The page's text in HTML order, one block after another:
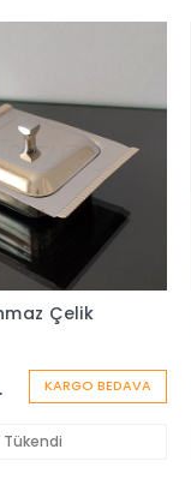
KARGO BEDAVA
Çelik
Tükendi